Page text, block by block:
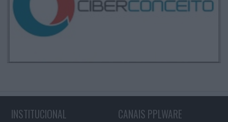
INSTITUCIONAL CANAIS PPLWARE